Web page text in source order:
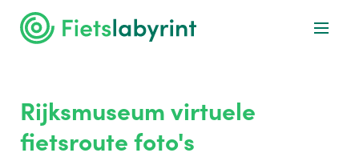
Rijksmuseum virtuele
fietsroute foto's